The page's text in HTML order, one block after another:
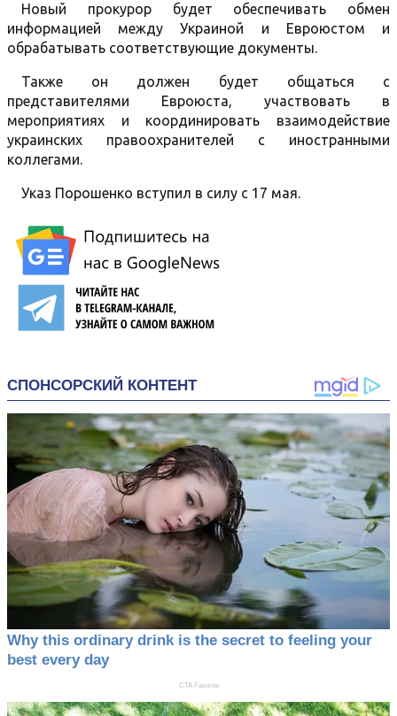
Новый прокурор будет обеспечивать обмен
информацией между Украиной и Евроюстом и
обрабатывать соответствующие документы.
Также он должен будет общаться с
представителями Евроюста, участвовать в
мероприятиях и координировать взаимодействие
украинских правоохранителей с иностранными
коллегами.
Указ Порошенко вступил в силу с 17 мая.